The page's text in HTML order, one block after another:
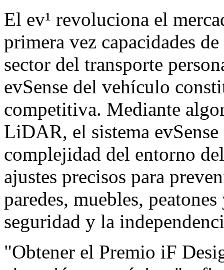
El ev¹ revoluciona el
primera vez capacidades
sector del transporte
evSense del vehículo
competitiva. Mediante
LiDAR, el sistema
complejidad del entorno
ajustes precisos para
paredes, muebles,
seguridad y la
"Obtener el Premio iF